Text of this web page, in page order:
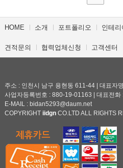
HOME 소개 포트폴리오 인테리
견적문의 협력업체신청 고객센터
주소 : 인천시 남구 용현동 611-44 | 대표자
사업자등록번호 : 880-19-01163 | 대표전
E-MAIL : bidan5293@daum.net
COPYRIGHT iidgnCO.LTD ALL RIGHTS